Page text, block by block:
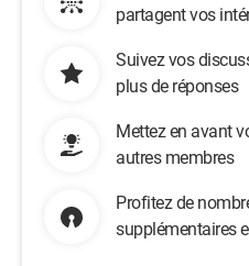
partagent vos
Suivez vos
plus de réponses
Mettez en avant
autres membres
Profitez de
supplémentaires